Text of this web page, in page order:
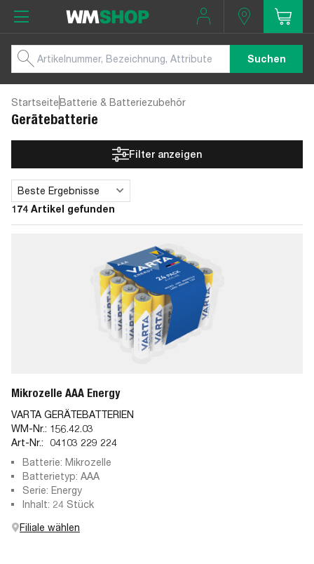
Suchen
StartseiteBatterie & Batteriezubehör
Gerätebatterie
Filter anzeigen
174 Artikel gefunden
Sortieren
Beste Ergebnisse
Mikrozelle AAA Energy
VARTA GERÄTEBATTERIEN
WM-Nr.: 156.42.03
Art-Nr.:
04103 229 224
Batterie: Mikrozelle
Batterietyp: AAA
Serie: Energy
Inhalt: 24 Stück
Filiale wählen